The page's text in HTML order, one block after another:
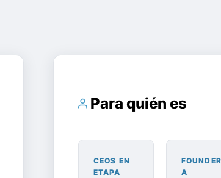
Para quién es
CEOS EN
ETAPA
A